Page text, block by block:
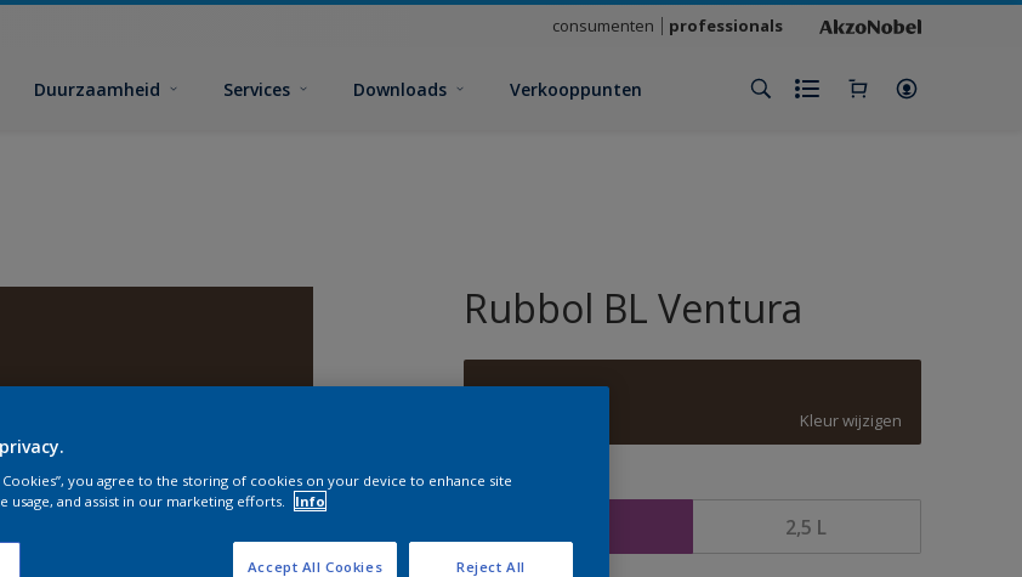
consumenten professionals
Duurzaamheid Services Downloads Verkooppunten
Rubbol BL Ventura
8014
Kleur wijzigen
Grootte
2,5 L
Cookies”, you agree to the storing of cookies on your device to enhance site
usage, and assist in our marketing efforts.
Info
Reject All
Accept All Cookies